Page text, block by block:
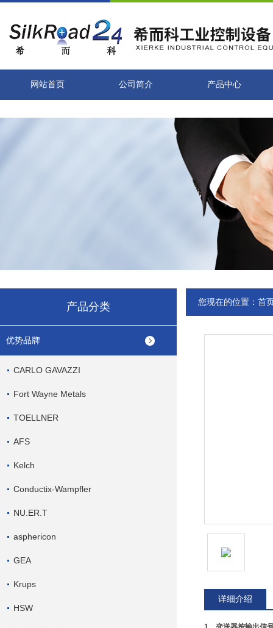
网站首页 公司简介 产品中心
产品分类
优势品牌
CARLO GAVAZZI
Fort Wayne Metals
TOELLNER
AFS
Kelch
Conductix-Wampfler
NU.ER.T
asphericon
GEA
Krups
HSW
您现在的位置： 首
详细介绍